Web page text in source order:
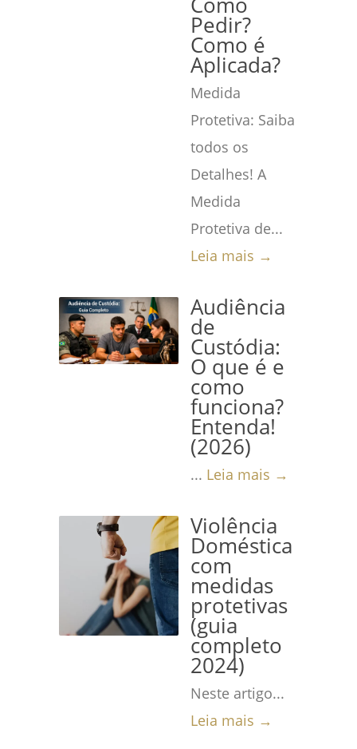
Pedir?
Como é
Aplicada?
Medida
Protetiva: Saiba
todos os
Detalhes! A
Medida
Protetiva de...
Leia mais →
Audiência
de
Custódia:
O que é e
como
funciona?
Entenda!
(2026)
... Leia mais →
Violência
Doméstica
com
medidas
protetivas
(guia
completo
2024)
Neste artigo...
Leia mais →